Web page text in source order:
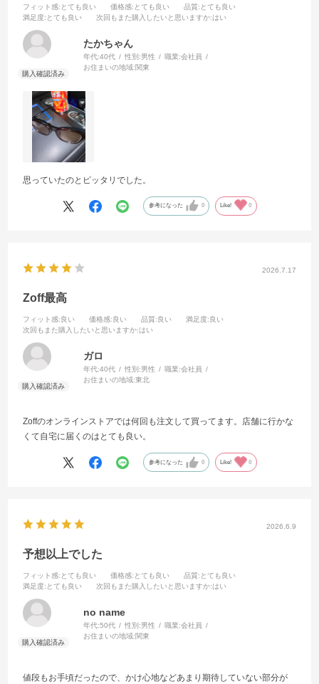
フィット感:とても良い 価格感:とても良い 品質:とても良い
満足度:とても良い 次回もまた購入したいと思いますか:はい
たかちゃん
年代:40代 性別:男性 職業:会社員
お住まいの地域:関東
思っていたのとピッタリでした。
参考になった 0 Like! 0
2026.7.17
Zoff最高
フィット感:良い 価格感:良い 品質:良い 満足度:良い
次回もまた購入したいと思いますか:はい
ガロ
年代:40代 性別:男性 職業:会社員
お住まいの地域:東北
Zoffのオンラインストアでは何回も注文して買ってます。店舗に行かな
くて自宅に届くのはとても良い。
参考になった 0 Like! 0
2026.6.9
予想以上でした
フィット感:とても良い 価格感:とても良い 品質:とても良い
満足度:とても良い 次回もまた購入したいと思いますか:はい
no name
年代:50代 性別:男性 職業:会社員
お住まいの地域:関東
値段もお手頃だったので、かけ心地などあまり期待していない部分が